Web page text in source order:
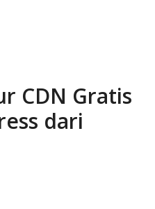
CDN Gratis
dari